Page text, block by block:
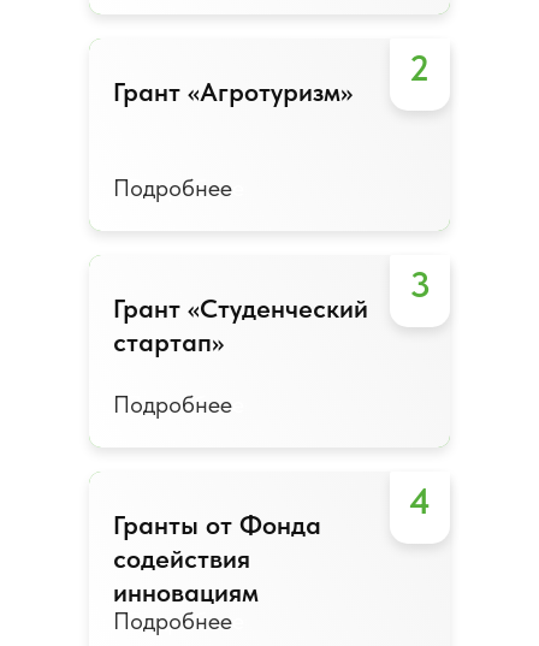
Грант «Агротуризм»
Грант «Агротуризм»
Подробнее
Подробнее
2
Грант «Студенческий
стартап»
Грант «Студенческий
стартап»
Подробнее
Подробнее
3
Гранты от Фонда
содействия
инновациям
Гранты от Фонда
содействия
инновациям
Подробнее
Подробнее
4